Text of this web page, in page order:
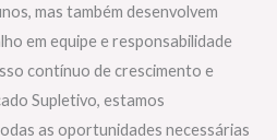
mas também desenvolvem
em equipe e responsabilidade
contínuo de crescimento e
Supletivo, estamos
as oportunidades necessárias